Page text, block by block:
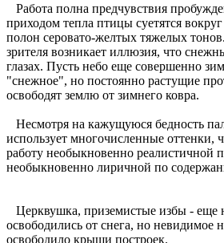
Работа полна предчувствия
приходом тепла птицы суетятся
полон серовато-желтых тяжелых
зрителя возникает иллюзия, что
глазах. Пусть небо еще совершенно
"снежное", но постоянно растущие
освободят землю от зимнего ковра.
Несмотря на кажущуюся бедность
использует многочисленные оттенки,
работу необыкновенно реалистичной
необыкновенно лиричной по
Церквушка, приземистые избы - еще
освободились от снега, но невидимое
освободило крыши построек.